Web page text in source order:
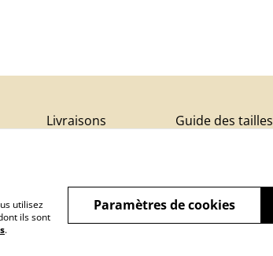
Livraisons Guide des tailles
utilisez
ils sont
.
Paramètres de cookies